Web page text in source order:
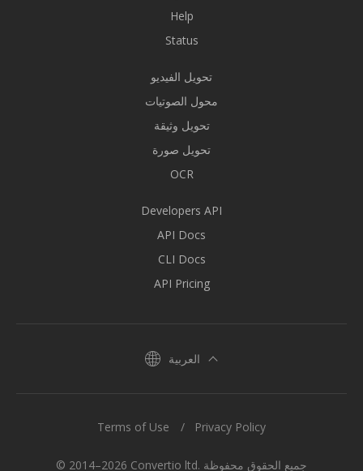
Help
Status
تحويل الفيديو
محول الصوتيات
تحويل وثيقة
تحويل صورة
OCR
Developers API
API Docs
CLI Docs
API Pricing
العربية
© 2014–2026 Convertio ltd. جميع الحقوق محفوظة
Terms of Use Privacy Policy